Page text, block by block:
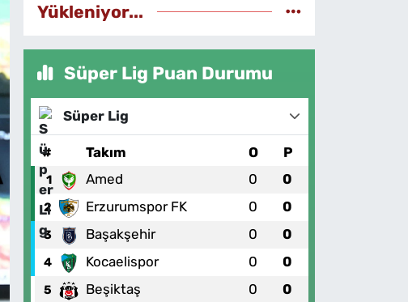
Yükleniyor...
Süper Lig Puan Durumu
Süper Lig
# Takım O P
1 Amed 0 0
2 Erzurumspor FK 0 0
3 Başakşehir 0 0
4 Kocaelispor 0 0
5 Beşiktaş 0 0